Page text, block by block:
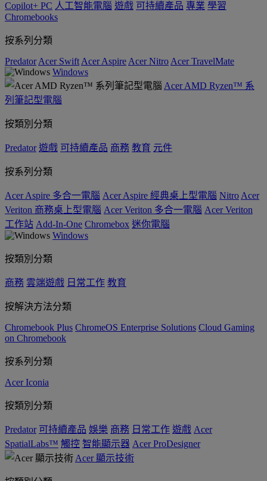
Copilot+ PC 人工智能電腦 遊戲 可持續產品 專業 學習
Chromebooks
按系列分類
Predator Acer Swift Acer Aspire Acer Nitro Acer TravelMate
Windows
Acer AMD Ryzen™ 系
列筆記型電腦
按類別分類
Predator 遊戲 可持續產品 商務 教育 元件
按系列分類
Acer Aspire 多合一電腦 Acer Aspire 經典桌上型電腦 Nitro Acer
Veriton 商務桌上型電腦 Acer Veriton 多合一電腦 Acer Veriton
工作站 Add-In-One Chromebox 迷你電腦
Windows
按類別分類
商務 雲端遊戲 日常工作 教育
按解決方法分類
Chromebook Plus ChromeOS Enterprise Solutions Cloud Gaming
on Chromebook
按系列分類
Acer Iconia
按類別分類
Predator 可持續產品 娛樂 商務 日常工作 遊戲 Acer
SpatialLabs™ 觸控 智能顯示器 Acer ProDesigner
Acer 顯示技術